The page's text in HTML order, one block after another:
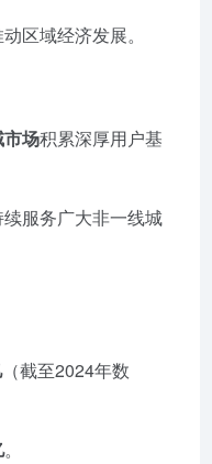
区域经济发展。
场积累深厚用户基
服务广大非一线城
（截至2024年数
。